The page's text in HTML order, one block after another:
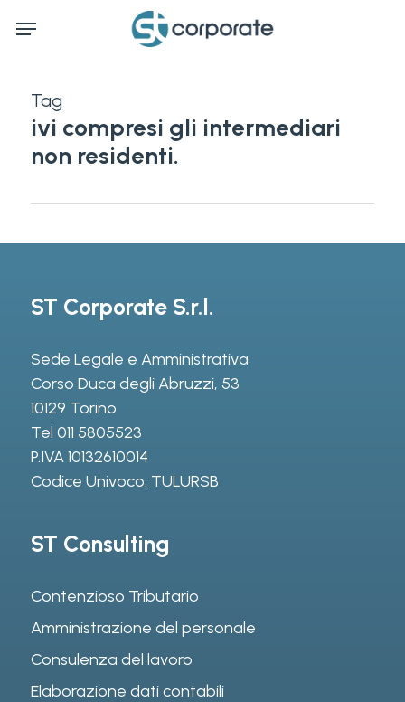
Menu
Tag
ivi compresi gli intermediari
non residenti.
ST Corporate S.r.l.
Sede Legale e Amministrativa
Corso Duca degli Abruzzi, 53
10129 Torino
Tel 011 5805523
P.IVA 10132610014
Codice Univoco: TULURSB
ST Consulting
Contenzioso Tributario
Amministrazione del personale
Consulenza del lavoro
Elaborazione dati contabili